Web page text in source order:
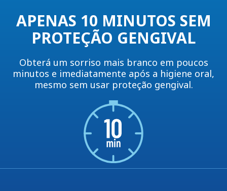
APENAS 10 MINUTOS SEM
PROTEÇÃO GENGIVAL
Obterá um sorriso mais branco em poucos
minutos e imediatamente após a higiene oral,
mesmo sem usar proteção gengival.